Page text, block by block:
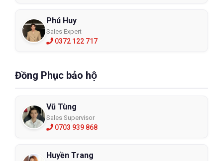
Phú Huy
Sales Expert
0372 122 717
Đồng Phục bảo hộ
Vũ Tùng
Sales Supervisor
0703 939 868
Huyền Trang